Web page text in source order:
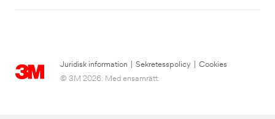
Juridisk information Sekretesspolicy
Cookies
© 3M 2026. Med ensamrätt.